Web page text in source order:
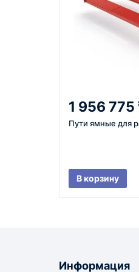
Как
Оставьте
по телефону
форму
1 956 775
Пути ямные для
В корзину
Информация